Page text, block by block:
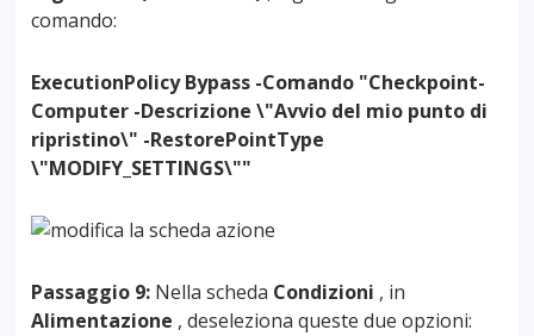
comando:
ExecutionPolicy Bypass -Comando "Checkpoint-
Computer -Descrizione \"Avvio del mio punto di
ripristino\" -RestorePointType
\"MODIFY_SETTINGS\""
Passaggio 9: Nella scheda Condizioni , in
Alimentazione , deseleziona queste due opzioni: